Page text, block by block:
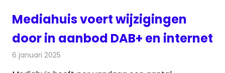
Mediahuis voert wijzigingen
door in aanbod DAB+ en internet
6 januari 2025